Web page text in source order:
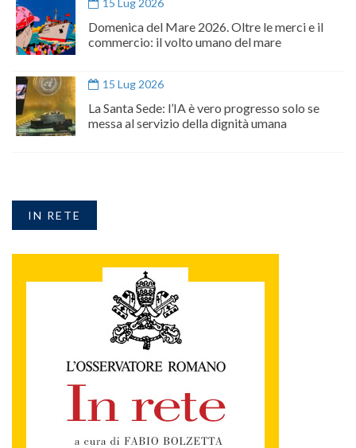
Domenica del Mare 2026. Oltre le merci e il
commercio: il volto umano del mare
15 Lug 2026
La Santa Sede: l’IA è vero progresso solo se
messa al servizio della dignità umana
IN RETE